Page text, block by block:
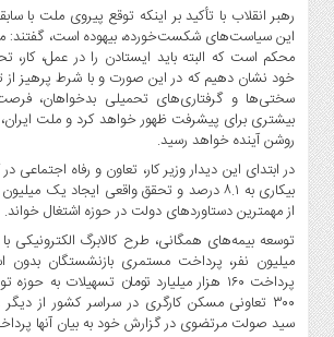
رهبر انقلاب با تأکید بر اینکه توقع پیروی ملت با
این سیاست‌های شکست‌خورده، بیهوده است، گفتند:
محکم است که البته باید ایستادن را در عمل، کار،
خود نشان دهیم که در این صورت و با شرط پرهیز از
سختی‌ها و گرفتاری‌‌های تحمیلی بدخواهان،
بیشتری برای پیشرفت ظهور خواهد کرد و ملت ایران،
روشن آینده خواهد رسید.
در ابتدای این دیدار وزیر کار، تعاون و رفاه
از مهمترین دستاوردهای دولت در حوزه اشتغال خواند.
میلیون نفر، پرداخت مستمری بازنشستگان بدون
پرداخت ۱۶۰ هزار میلیارد تومان تسهیلات به
۳۰۰ تعاونی مسکن کارگری در سراسر کشور از
سید صولت مرتضوی در گزارش خود به بیان آنها